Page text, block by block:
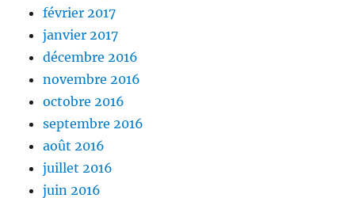
février 2017
janvier 2017
décembre 2016
novembre 2016
octobre 2016
septembre 2016
août 2016
juillet 2016
juin 2016